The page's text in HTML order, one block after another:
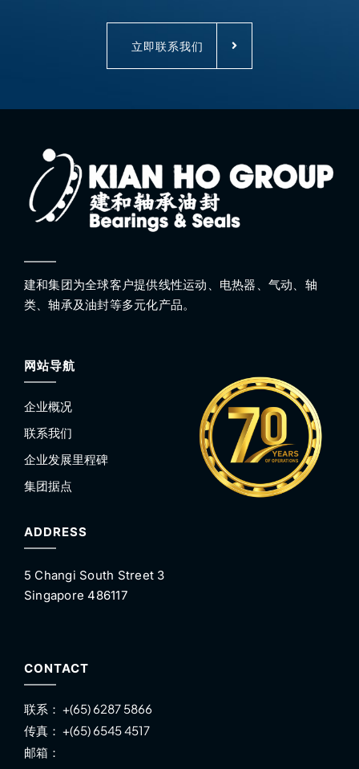
立即联系我们
建和集团为全球客户提供线性运动、电热器、气动、轴
类、轴承及油封等多元化产品。
网站导航
企业概况
联系我们
企业发展里程碑
集团据点
ADDRESS
5 Changi South Street 3
Singapore 486117
CONTACT
联系： +(65) 6287 5866
传真： +(65) 6545 4517
邮箱：